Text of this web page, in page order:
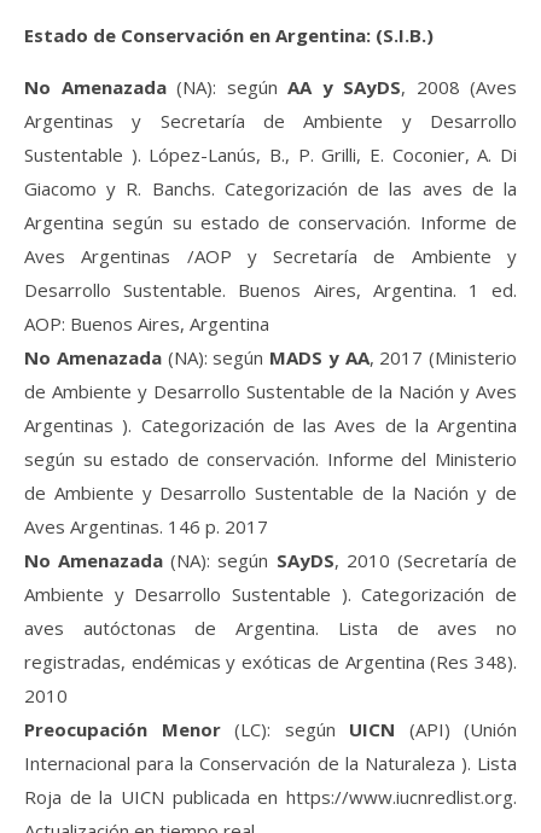
Estado de Conservación en Argentina: (S.I.B.)
No Amenazada(NA): según AA y SAyDS, 2008 (Aves
Argentinas y Secretaría de Ambiente y Desarrollo
Sustentable ). López-Lanús, B., P. Grilli, E. Coconier, A. Di
Giacomo y R. Banchs. Categorización de las aves de la
Argentina según su estado de conservación. Informe de
Aves Argentinas /AOP y Secretaría de Ambiente y
Desarrollo Sustentable. Buenos Aires, Argentina. 1 ed.
AOP: Buenos Aires, Argentina
No Amenazada(NA): según MADS y AA, 2017 (Ministerio
de Ambiente y Desarrollo Sustentable de la Nación y Aves
Argentinas ). Categorización de las Aves de la Argentina
según su estado de conservación. Informe del Ministerio
de Ambiente y Desarrollo Sustentable de la Nación y de
Aves Argentinas. 146 p. 2017
No Amenazada (NA): según SAyDS, 2010 (Secretaría de
Ambiente y Desarrollo Sustentable ). Categorización de
aves autóctonas de Argentina. Lista de aves no
registradas, endémicas y exóticas de Argentina (Res 348).
2010
Preocupación Menor(LC): según UICN (API) (Unión
Internacional para la Conservación de la Naturaleza ). Lista
Roja de la UICN publicada en https://www.iucnredlist.org.